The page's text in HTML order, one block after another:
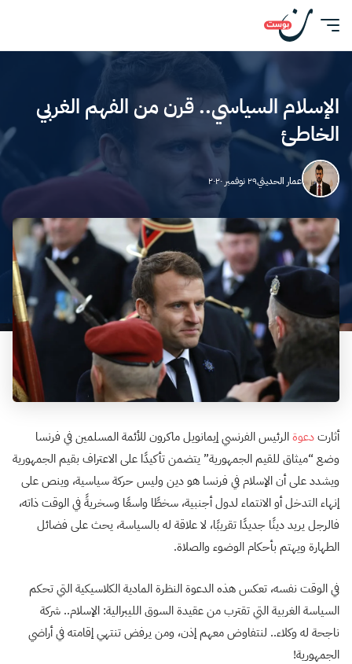
الإسلام السياسي.. قرن من الفهم الغربي
الخاطئ
عمار الحديثي٢٩ نوفمبر ٢٠٢٠
أثارتدعوةالرئيس الفرنسي إيمانويل ماكرون للأئمة المسلمين في فرنسا
وضع “ميثاق للقيم الجمهورية” يتضمن تأكيدًا على الاعتراف بقيم الجمهورية
ويشدد على أن الإسلام في فرنسا هو دين وليس حركة سياسية، وينص على
إنهاء التدخل أو الانتماء لدول أجنبية، سخطًا واسعًا وسخريةً في الوقت ذاته،
فالرجل يريد دينًا جديدًا تقريبًا، لا علاقة له بالسياسة، يحث على فضائل
الطهارة ويهتم بأحكام الوضوء والصلاة.
في الوقت نفسه، تعكس هذه الدعوة النظرة المادية الكلاسيكية التي تحكم
السياسة الغربية التي تقترب من عقيدة السوق الليبرالية: الإسلام.. شركة
ناجحة له وكلاء.. لنتفاوض معهم إذن، ومن يرفض تنتهي إقامته في أراضي
الجمهورية!